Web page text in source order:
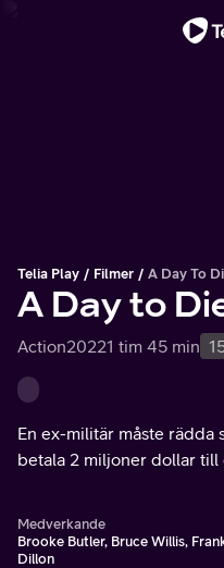
Telia Play Filmer A Day To
A Day to
Action20221 tim 45 min
En ex-militär måste
betala 2 miljoner dollar till
Medverkande
Brooke Butler, Bruce Willis,
Dillon